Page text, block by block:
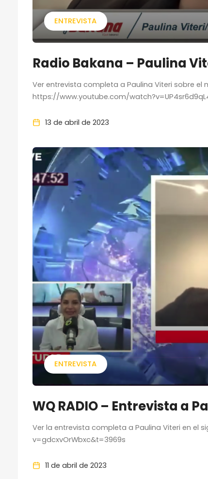
ENTREVISTA
Radio Bakana – Paulina
Ver entrevista completa a Paulina Viteri sobre el
https://www.youtube.com/
13 de abril de 2023
ENTREVISTA
WQ RADIO – Entrevista a
Ver la entrevista completa a Paulina Viteri en el
v=gdcxvOrWbxc&t=3969s
11 de abril de 2023